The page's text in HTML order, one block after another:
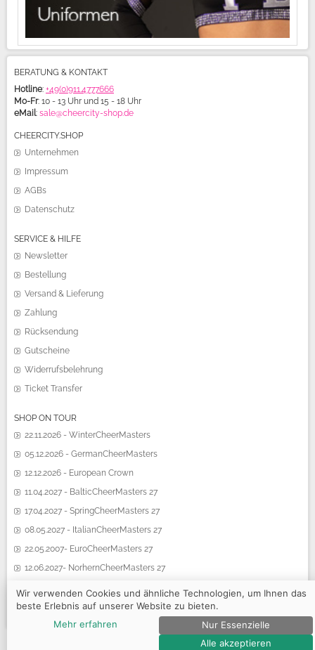
BERATUNG & KONTAKT
Hotline: +49(0)911.4777666
Mo-Fr: 10 - 13 Uhr und 15 - 18 Uhr
eMail: sale@cheercity-shop.de
CHEERCITY.SHOP
Unternehmen
Impressum
AGBs
Datenschutz
SERVICE & HILFE
Newsletter
Bestellung
Versand & Lieferung
Zahlung
Rücksendung
Gutscheine
Widerrufsbelehrung
Ticket Transfer
SHOP ON TOUR
22.11.2026 - WinterCheerMasters
05.12.2026 - GermanCheerMasters
12.12.2026 - European Crown
11.04.2027 - BalticCheerMasters 27
17.04.2027 - SpringCheerMasters 27
08.05.2027 - ItalianCheerMasters 27
22.05.2007- EuroCheerMasters 27
12.06.2027- NorhernCheerMasters 27
© 2026 CCA CentralCheerleadingAgency e.K.
Wir verwenden Cookies und ähnliche Technologien, um Ihnen das
beste Erlebnis auf unserer Website zu bieten.
Mehr erfahren
Nur Essenzielle
Alle akzeptieren